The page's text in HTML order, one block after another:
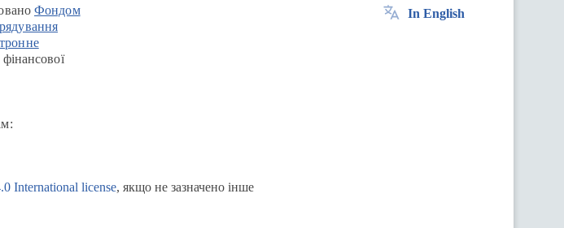
Фондом
In English
International license, якщо не зазначено інше